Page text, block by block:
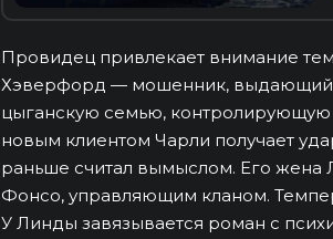
Провидец привлекает внимание
Хэверфорд — мошенник, выдающий
цыганскую семью,
новым клиентом Чарли получает
раньше считал вымыслом. Его жена
Фонсо, управляющим кланом.
У Линды завязывается роман с